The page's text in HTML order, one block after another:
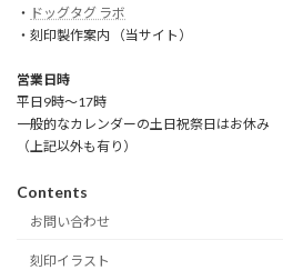
・ ドッグタグ ラボ
・刻印製作案内 （当サイト）
営業日時
平日9時～17時
一般的なカレンダーの土日祝祭日はお休み
（上記以外も有り）
Contents
お問い合わせ
刻印イラスト